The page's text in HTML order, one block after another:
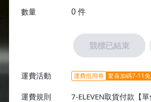
數量 0件
競標已結束
運費活動 運費抵用券 驚喜加碼7-11
運費規則
7-ELEVEN取貨付款【